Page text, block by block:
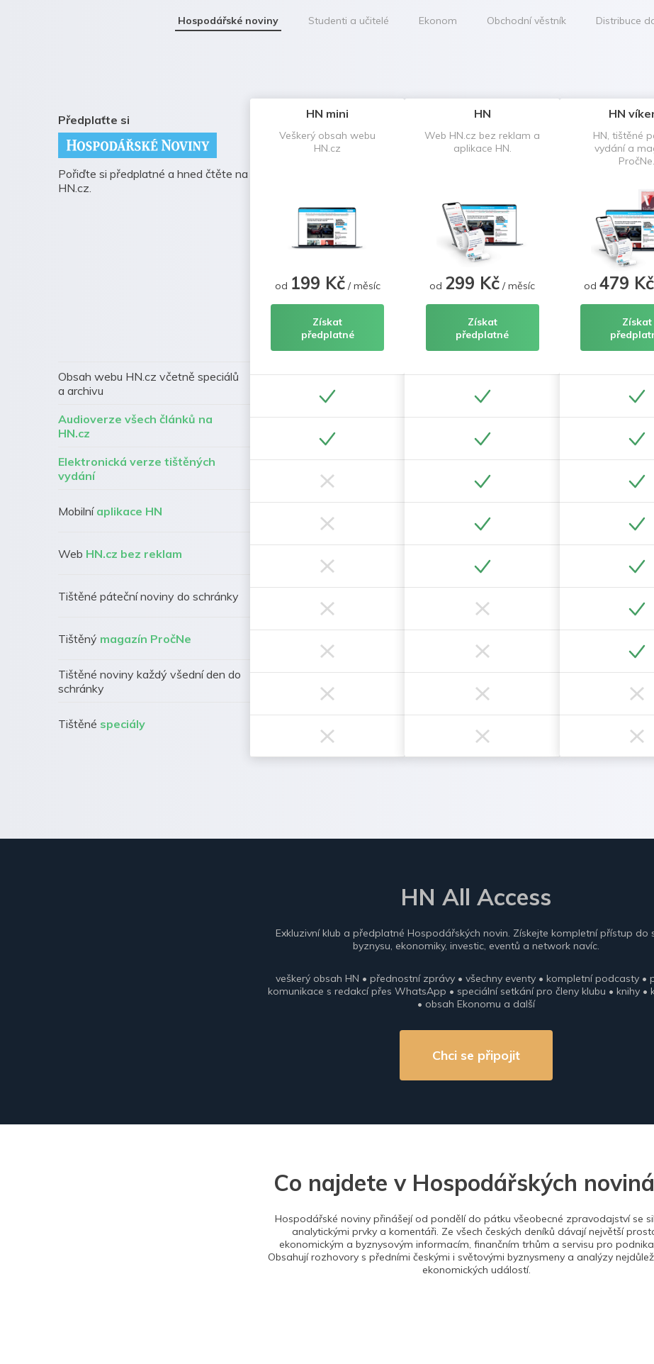
Hospodářské noviny Studenti a učitelé Ekonom Obchodní věstník Distribuce
Předplaťte si
Pořiďte si předplatné a hned čtěte na
HN.cz.
Obsah webu HN.cz včetně speciálů
a archivu
Audioverze všech článků na
HN.cz
Elektronická verze tištěných
vydání
Mobilní aplikace HN
Web HN.cz bez reklam
Tištěné páteční noviny do schránky
Tištěný magazín PročNe
Tištěné noviny každý všední den do
schránky
Tištěné speciály
HN mini
Veškerý obsah webu
HN.cz
od 199 Kč/ měsíc
Získat
předplatné
HN
Web HN.cz bez reklam a
aplikace HN.
od 299 Kč / měsíc
Získat
předplatné
HN
HN, tištěné
vydání a
PročNe.
od479 Kč
Získat
HN All Access
Exkluzivní klub a předplatné Hospodářských novin. Získejte kompletní přístup do
byznysu, ekonomiky, investic, eventů a network navíc.
veškerý obsah HN • přednostní zprávy • všechny eventy • kompletní podcasty •
komunikace s redakcí přes WhatsApp • speciální setkání pro členy klubu • knihy •
• obsah Ekonomu a další
Chci se připojit
Co najdete v Hospodářských
Hospodářské noviny přinášejí od pondělí do pátku všeobecné zpravodajství se
analytickými prvky a komentáři. Ze všech českých deníků dávají největší
ekonomickým a byznysovým informacím, finančním trhům a servisu pro
Obsahují rozhovory s předními českými i světovými byznysmeny a analýzy
ekonomických událostí.